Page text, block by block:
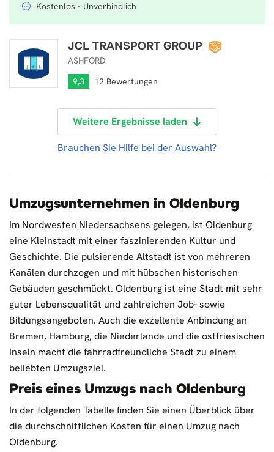
Kostenlos - Unverbindlich
JCL TRANSPORT GROUP
ASHFORD
9,3
12 Bewertungen
JCL TRANSPORT GROUP
Weitere Ergebnisse laden
Brauchen Sie Hilfe bei der Auswahl?
Umzugsunternehmen in Oldenburg
Im Nordwesten Niedersachsens gelegen, ist Oldenburg
eine Kleinstadt mit einer faszinierenden Kultur und
Geschichte. Die pulsierende Altstadt ist von mehreren
Kanälen durchzogen und mit hübschen historischen
Gebäuden geschmückt. Oldenburg ist eine Stadt mit sehr
guter Lebensqualität und zahlreichen Job- sowie
Bildungsangeboten. Auch die exzellente Anbindung an
Bremen, Hamburg, die Niederlande und die ostfriesischen
Inseln macht die fahrradfreundliche Stadt zu einem
beliebten Umzugsziel.
Preis eines Umzugs nach Oldenburg
In der folgenden Tabelle finden Sie einen Überblick über
die durchschnittlichen Kosten für einen Umzug nach
Oldenburg.